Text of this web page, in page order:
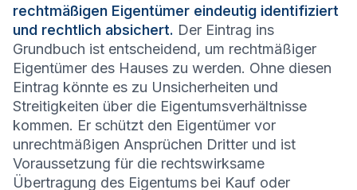
rechtmäßigen Eigentümer eindeutig identifiziert
und rechtlich absichert. Der Eintrag ins
Grundbuch ist entscheidend, um rechtmäßiger
Eigentümer des Hauses zu werden. Ohne diesen
Eintrag könnte es zu Unsicherheiten und
Streitigkeiten über die Eigentumsverhältnisse
kommen. Er schützt den Eigentümer vor
unrechtmäßigen Ansprüchen Dritter und ist
Voraussetzung für die rechtswirksame
Übertragung des Eigentums bei Kauf oder